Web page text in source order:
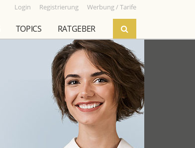
Login Registrierung Werbung / Tarife
TOPICS RATGEBER